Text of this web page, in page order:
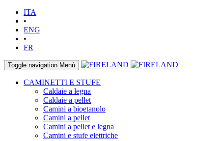
ITA
•
ENG
•
FR
Toggle navigation Menù
CAMINETTI E STUFE
Caldaie a legna
Caldaie a pellet
Camini a bioetanolo
Camini a pellet
Camini a pellet e legna
Camini e stufe elettriche